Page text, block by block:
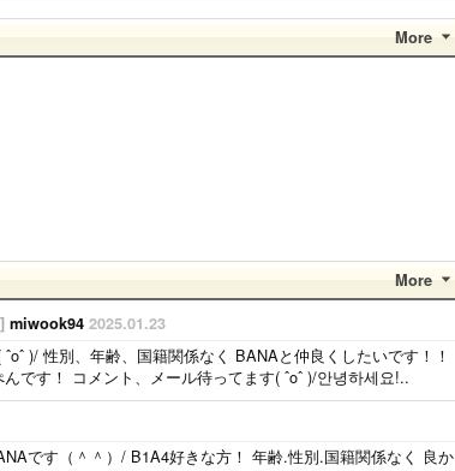
More
More
miwook94 2025.01.23
)/ 性別、年齢、国籍関係なく BANAと仲良くしたいです！！
です！ コメント、メール待ってます( ˆoˆ )/안녕하세요!..
です（＾＾）/ B1A4好きな方！ 年齢.性別.国籍関係なく 良か